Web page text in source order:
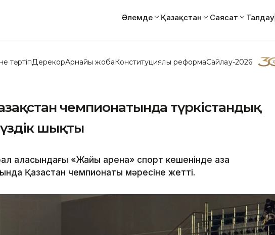
Әлемде Қазақстан Саясат Талдау
тәртіпДерекқорАрнайы жобаКонституциялық реформаСайлау-2026
Қазақстан чемпионатында түркістандық
шықты
қаласындағы «Жайық арена» спорт кешенінде қазақ
Қазақстан чемпионаты мәресіне жетті.